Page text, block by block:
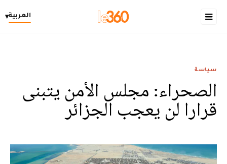
العربية▾
سياسة
الصحراء: مجلس الأمن يتبنى
قرارا لن يعجب الجزائر